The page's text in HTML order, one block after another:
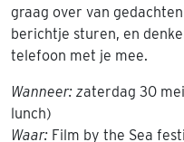
graag over van
berichtje sturen, en
telefoon met je mee.
Wanneer: zaterdag 30
lunch)
Waar: Film by the Sea